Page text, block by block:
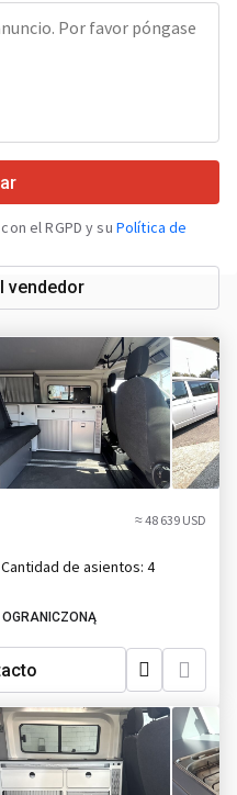
el RGPD y su Política de
vendedor
≈ 48 639 USD
Cantidad de asientos: 4